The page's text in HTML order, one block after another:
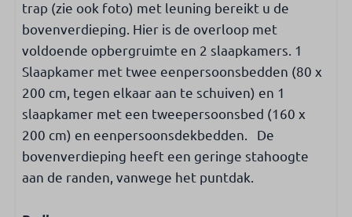
Internet & TV
Satelliet TV
Smart TV
Nederlandse & internationale TV-zenders
Veiligheid
Rookmelder
trap (zie ook foto) met leuning bereikt u de
bovenverdieping. Hier is de overloop met
voldoende opbergruimte en 2 slaapkamers. 1
Slaapkamer met twee eenpersoonsbedden (80 x
200 cm, tegen elkaar aan te schuiven) en 1
slaapkamer met een tweepersoonsbed (160 x
200 cm) en eenpersoonsdekbedden. De
bovenverdieping heeft een geringe stahoogte
aan de randen, vanwege het puntdak.